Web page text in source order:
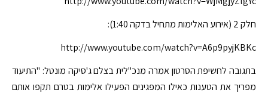
חלק 2 (אירוע האלימות מתחיל בדקה 1:40):
http://www.youtube.com/watch?v=A6p9pyjKBKc
בתגובה לחשיפת הסרטון אמרה מנכ"לית בצלם ג'סיקה מונטל: "התיעוד
מפריך את הטענות כאילו המפגינים הפעילו אלימות בטרם תקפו אותם